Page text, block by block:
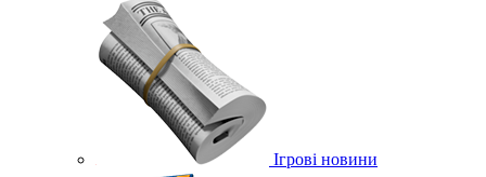
Ігрові новини